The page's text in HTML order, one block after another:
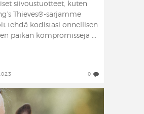
siivoustuotteet, kuten
Thieves®-sarjamme
tehdä kodistasi onnellisen
paikan kompromisseja ...
0